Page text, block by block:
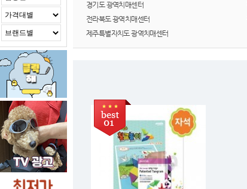
경기도 광역치매센터
전라북도 광역치매센터
제주특별자치도 광역치매센터